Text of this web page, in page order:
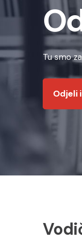
Tu smo
Odjeli